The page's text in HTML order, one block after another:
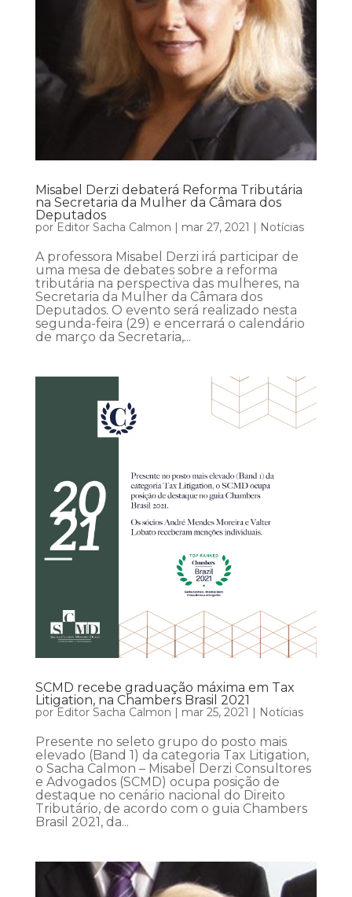
Misabel Derzi debaterá Reforma Tributária
na Secretaria da Mulher da Câmara dos
Deputados
por Editor Sacha Calmon | mar 27, 2021 | Notícias
A professora Misabel Derzi irá participar de
uma mesa de debates sobre a reforma
tributária na perspectiva das mulheres, na
Secretaria da Mulher da Câmara dos
Deputados. O evento será realizado nesta
segunda-feira (29) e encerrará o calendário
de março da Secretaria,...
SCMD recebe graduação máxima em Tax
Litigation, na Chambers Brasil 2021
por Editor Sacha Calmon mar 25, 2021 Notícias
Presente no seleto grupo do posto mais
elevado (Band 1) da categoria Tax Litigation,
o Sacha Calmon – Misabel Derzi Consultores
e Advogados (SCMD) ocupa posição de
destaque no cenário nacional do Direito
Tributário, de acordo com o guia Chambers
Brasil 2021, da...